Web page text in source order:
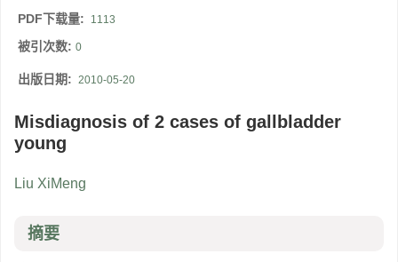
PDF下载量: 1113
被引次数: 0
出版日期: 2010-05-20
Misdiagnosis of 2 cases of gallbladder
young
Liu XiMeng
摘要